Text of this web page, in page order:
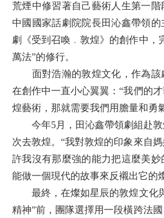
荒煙中修習著自己藝術人生第一
中國國家話劇院院長田沁鑫帶領
劇《受到召喚﹒敦煌》的創作中，
萬法”的修行。
面對浩瀚的敦煌文化，作為該
在創作中一直小心翼翼：“我們的
煌藝術，那就需要我們用膽量和勇
今年5月，田沁鑫帶領劇組赴敦
次去敦煌。“我對敦煌的印象來自
許我沒有那麼強的能力把這麼美
能做一個現代的故事來反襯出它的
最終，在燦如星辰的敦煌文化
精神”前，團隊選擇用一段橫跨法